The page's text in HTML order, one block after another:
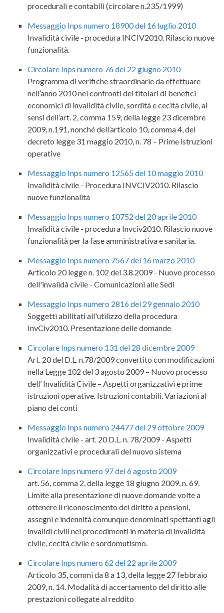
procedurali e contabili (circolare n.235/1999)
Messaggio Inps numero 18900 del 16 luglio 2010
Invalidità civile - procedura INCIV2010. Rilascio nuove
funzionalità.
Circolare Inps numero 76 del 22 giugno 2010
Programma di verifiche straordinarie da effettuare
nell’anno 2010 nei confronti dei titolari di benefici
economici di invalidità civile, sordità e cecità civile, ai
sensi dell’art. 2, comma 159, della legge 23 dicembre
2009, n.191, nonché dell’articolo 10, comma 4, del
decreto legge 31 maggio 2010, n. 78 – Prime istruzioni
operative
Messaggio Inps numero 12565 del 10 maggio 2010
Invalidità civile - Procedura INVCIV2010. Rilascio
nuove funzionalità
Messaggio Inps numero 10752 del 20 aprile 2010
Invalidità civile - procedura Invciv2010. Rilascio nuove
funzionalità per la fase amministrativa e sanitaria.
Messaggio Inps numero 7567 del 16 marzo 2010
Articolo 20 legge n. 102 del 3.8.2009 - Nuovo processo
dell'invalidà civile - Comunicazioni alle Sedi
Messaggio Inps numero 2816 del 29 gennaio 2010
Soggetti abilitati all'utilizzo della procedura
InvCiv2010. Presentazione delle domande
Circolare Inps numero 131 del 28 dicembre 2009
Art. 20 del D.L. n.78/2009 convertito con modificazioni
nella Legge 102 del 3 agosto 2009 – Nuovo processo
dell’ Invalidità Civile – Aspetti organizzativi e prime
istruzioni operative. Istruzioni contabili. Variazioni al
piano dei conti
Messaggio Inps numero 24477 del 29 ottobre 2009
Invalidità civile - art. 20 D.L. n. 78/2009 - Aspetti
organizzativi e procedurali del nuovo sistema
Circolare Inps numero 97 del 6 agosto 2009
art. 56, comma 2, della legge 18 giugno 2009, n. 69.
Limite alla presentazione di nuove domande volte a
ottenere il riconoscimento del diritto a pensioni,
assegni e indennità comunque denominati spettanti agli
invalidi civili nei procedimenti in materia di invalidità
civile, cecità civile e sordomutismo.
Circolare Inps numero 62 del 22 aprile 2009
Articolo 35, commi da 8 a 13, della legge 27 febbraio
2009, n. 14. Modalità di accertamento del diritto alle
prestazioni collegate al reddito